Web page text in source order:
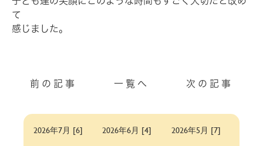
て
感じました。
前の記事 一覧へ 次の記事
2026年7月 [6] 2026年6月 [4]
2026年5月 [7]